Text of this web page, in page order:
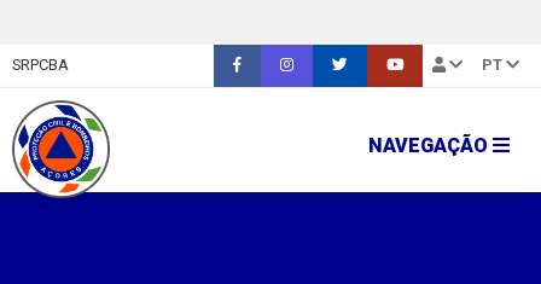
SRPCBA PT
NAVEGAÇÃO